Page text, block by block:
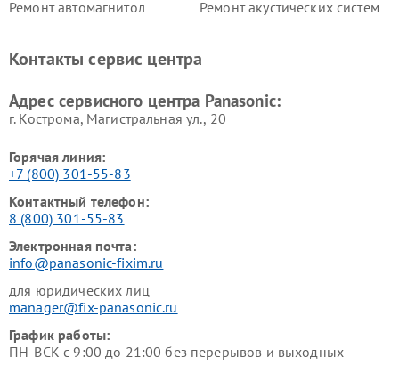
Ремонт автомагнитол
Ремонт акустических систем
панелей Panasonic
Контакты сервис центра
Адрес сервисного центра Panasonic:
г. Кострома, Магистральная ул., 20
Горячая линия:
+7 (800) 301-55-83
Контактный телефон:
8 (800) 301-55-83
Электронная почта:
info@panasonic-fixim.ru
для юридических лиц
manager@fix-panasonic.ru
График работы:
ПН-ВСК с 9:00 до 21:00 без перерывов и выходных